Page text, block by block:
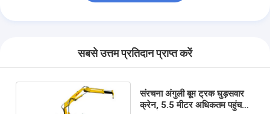
सबसे उत्तम प्रतिदान प्राप्त करें
संरचना अंगुली बूम ट्रक घुड़सवार
क्रेन, 5.5 मीटर अधिकतम पहुंच